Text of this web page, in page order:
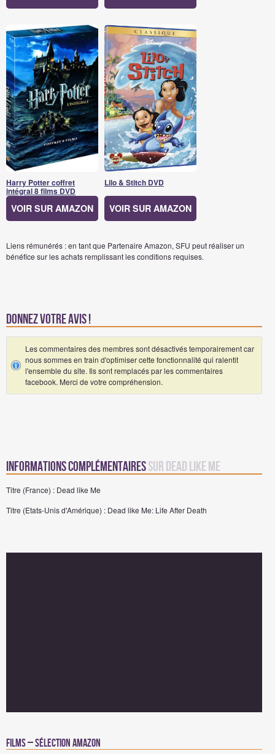
Harry Potter coffret
intégral 8 films DVD
VOIR SUR AMAZON
Lilo & Stitch DVD
VOIR SUR AMAZON
Liens rémunérés : en tant que Partenaire Amazon, SFU peut réaliser un
bénéfice sur les achats remplissant les conditions requises.
Donnez votre avis !
Les commentaires des membres sont désactivés temporairement car
nous sommes en train d'optimiser cette fonctionnalité qui ralentit
l'ensemble du site. Ils sont remplacés par les commentaires
facebook. Merci de votre compréhension.
Informations complémentairessur Dead like Me
Titre (France) : Dead like Me
Titre (Etats-Unis d'Amérique) : Dead like Me: Life After Death
Films – Sélection Amazon